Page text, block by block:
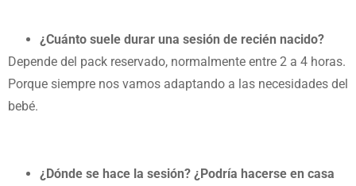
¿Cuánto suele durar una sesión de recién nacido?
Depende del pack reservado, normalmente entre 2 a 4 horas.
Porque siempre nos vamos adaptando a las necesidades del
bebé.
¿Dónde se hace la sesión? ¿Podría hacerse en casa